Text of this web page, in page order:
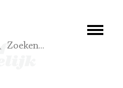
we doen